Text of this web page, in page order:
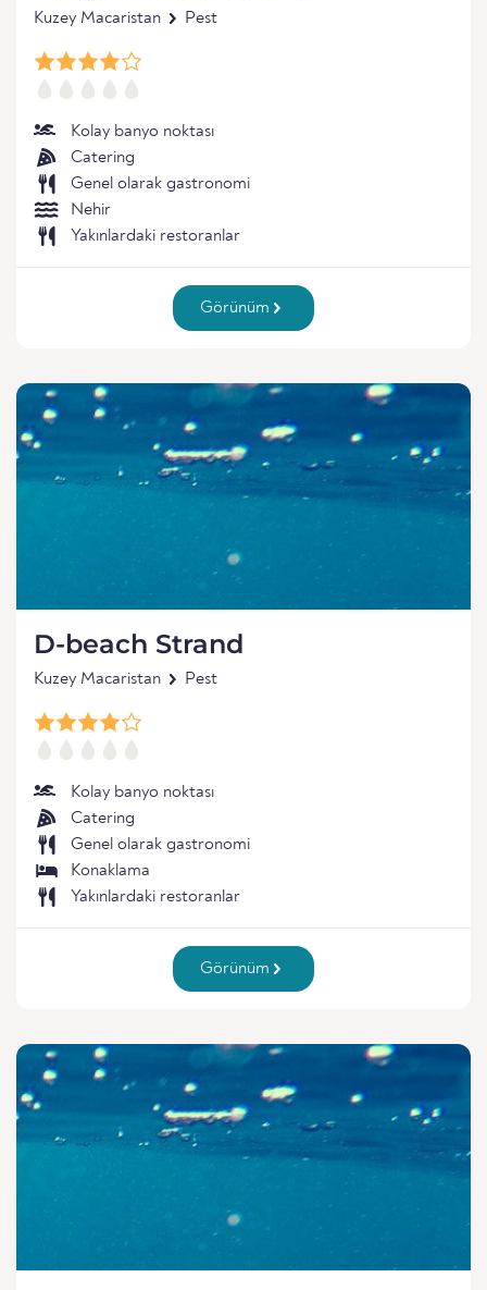
Kuzey Macaristan Pest
Kolay banyo noktası
Catering
Genel olarak gastronomi
Nehir
Yakınlardaki restoranlar
Görünüm
D-beach Strand
Kuzey Macaristan Pest
Kolay banyo noktası
Catering
Genel olarak gastronomi
Konaklama
Yakınlardaki restoranlar
Görünüm